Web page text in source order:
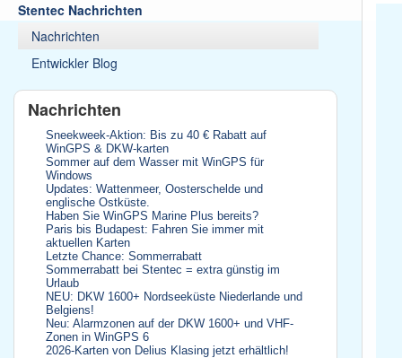
Stentec Nachrichten
Nachrichten
Entwickler Blog
Nachrichten
Sneekweek-Aktion: Bis zu 40 € Rabatt auf
WinGPS & DKW-karten
Sommer auf dem Wasser mit WinGPS für
Windows
Updates: Wattenmeer, Oosterschelde und
englische Ostküste.
Haben Sie WinGPS Marine Plus bereits?
Paris bis Budapest: Fahren Sie immer mit
aktuellen Karten
Letzte Chance: Sommerrabatt
Sommerrabatt bei Stentec = extra günstig im
Urlaub
NEU: DKW 1600+ Nordseeküste Niederlande und
Belgiens!
Neu: Alarmzonen auf der DKW 1600+ und VHF-
Zonen in WinGPS 6
2026-Karten von Delius Klasing jetzt erhältlich!